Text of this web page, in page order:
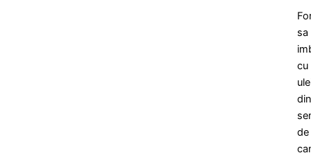
sa
cu
din
de